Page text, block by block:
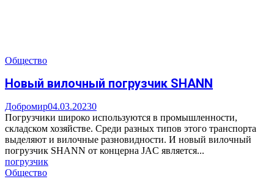
Общество
Новый вилочный погрузчик SHANN
Добромир04.03.20230
Погрузчики широко используются в промышленности,
складском хозяйстве. Среди разных типов этого транспорта
выделяют и вилочные разновидности. И новый вилочный
погрузчик SHANN от концерна JAC является...
погрузчик
Общество